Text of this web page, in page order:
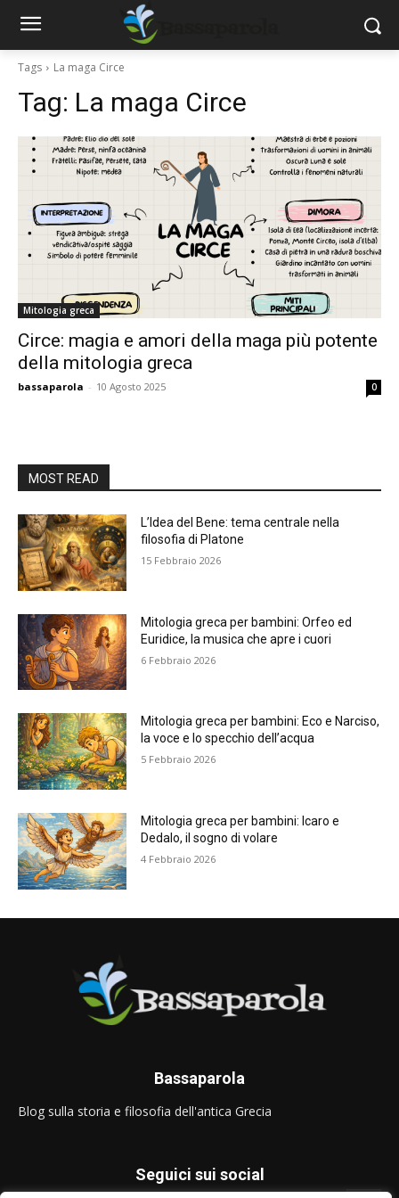
Tags La maga Circe
Tag: La maga Circe
Mitologia greca
Circe: magia e amori della maga più potente
della mitologia greca
bassaparola - 10 Agosto 2025 0
MOST READ
L’Idea del Bene: tema centrale nella
filosofia di Platone
15 Febbraio 2026
Mitologia greca per bambini: Orfeo ed
Euridice, la musica che apre i cuori
6 Febbraio 2026
Mitologia greca per bambini: Eco e Narciso,
la voce e lo specchio dell’acqua
5 Febbraio 2026
Mitologia greca per bambini: Icaro e
Dedalo, il sogno di volare
4 Febbraio 2026
Bassaparola
Blog sulla storia e filosofia dell'antica Grecia
Seguici sui social